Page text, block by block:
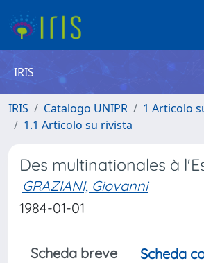
IRIS
IRIS Catalogo UNIPR
1 Articolo
1.1 Articolo su rivista
Des multinationales à
GRAZIANI, Giovanni
1984-01-01
Scheda breve
Scheda